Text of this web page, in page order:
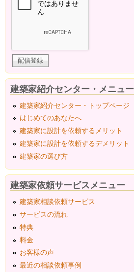
建築家紹介センター・メニュー
建築家紹介センター・トップページ
はじめてのあなたへ
建築家に設計を依頼するメリット
建築家に設計を依頼するデメリット
建築家の選び方
建築家依頼サービスメニュー
建築家相談依頼サービス
サービスの流れ
特典
料金
お客様の声
最近の相談依頼事例